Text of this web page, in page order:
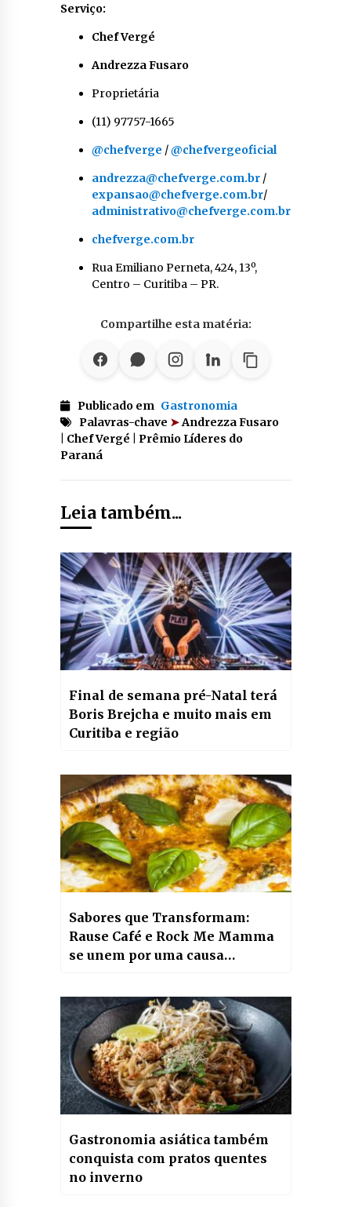
Serviço:
Chef Vergé
Andrezza Fusaro
Proprietária
(11) 97757-1665
@chefverge /@chefvergeoficial
andrezza@chefverge.com.br/
expansao@chefverge.com.br/
administrativo@chefverge.com.br
chefverge.com.br
Rua Emiliano Perneta, 424, 13º,
Centro – Curitiba – PR.
Compartilhe esta matéria:
Publicado em Gastronomia
Palavras-chave ➤Andrezza Fusaro
| Chef Vergé | Prêmio Líderes do
Paraná
Leia também...
Final de semana pré-Natal terá
Boris Brejcha e muito mais em
Curitiba e região
Sabores que Transformam:
Rause Café e Rock Me Mamma
se unem por uma causa
Gastronomia asiática também
conquista com pratos quentes
no inverno